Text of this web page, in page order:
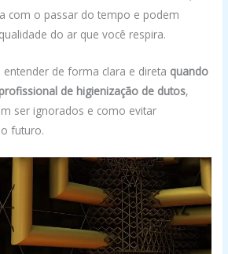
com o passar do tempo e podem
do ar que você respira.
de forma clara e direta quando
de higienização de dutos,
ser ignorados e como evitar
futuro.